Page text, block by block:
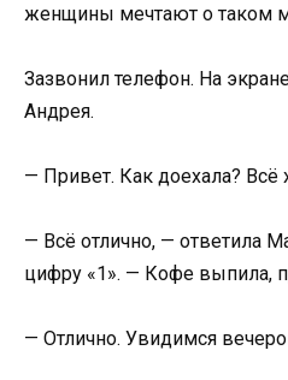
женщины мечтают о таком
Зазвонил телефон. На
Андрея.
— Привет. Как доехала? Всё
— Всё отлично, — ответила
цифру «1». — Кофе выпила,
— Отлично. Увидимся